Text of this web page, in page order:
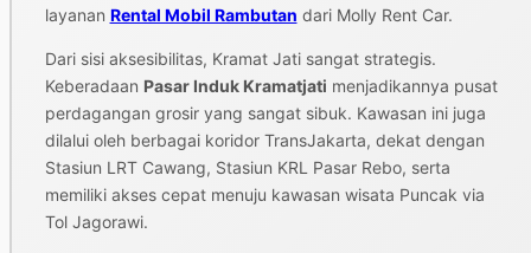
layanan Rental Mobil Rambutan dari Molly Rent Car.
Dari sisi aksesibilitas, Kramat Jati sangat strategis.
Keberadaan Pasar Induk Kramatjati menjadikannya pusat
perdagangan grosir yang sangat sibuk. Kawasan ini juga
dilalui oleh berbagai koridor TransJakarta, dekat dengan
Stasiun LRT Cawang, Stasiun KRL Pasar Rebo, serta
memiliki akses cepat menuju kawasan wisata Puncak via
Tol Jagorawi.